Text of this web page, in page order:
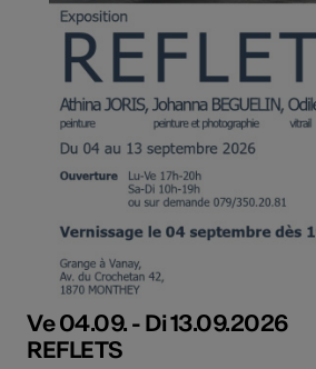
Ve 04.09. - Di 13.09.2026
REFLETS